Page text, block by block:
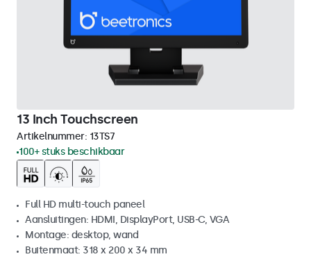
13 Inch Touchscreen
Artikelnummer: 13TS7
100+ stuks beschikbaar
Full HD multi-touch paneel
Aansluitingen: HDMI, DisplayPort, USB-C, VGA
Montage: desktop, wand
Buitenmaat: 318 x 200 x 34 mm